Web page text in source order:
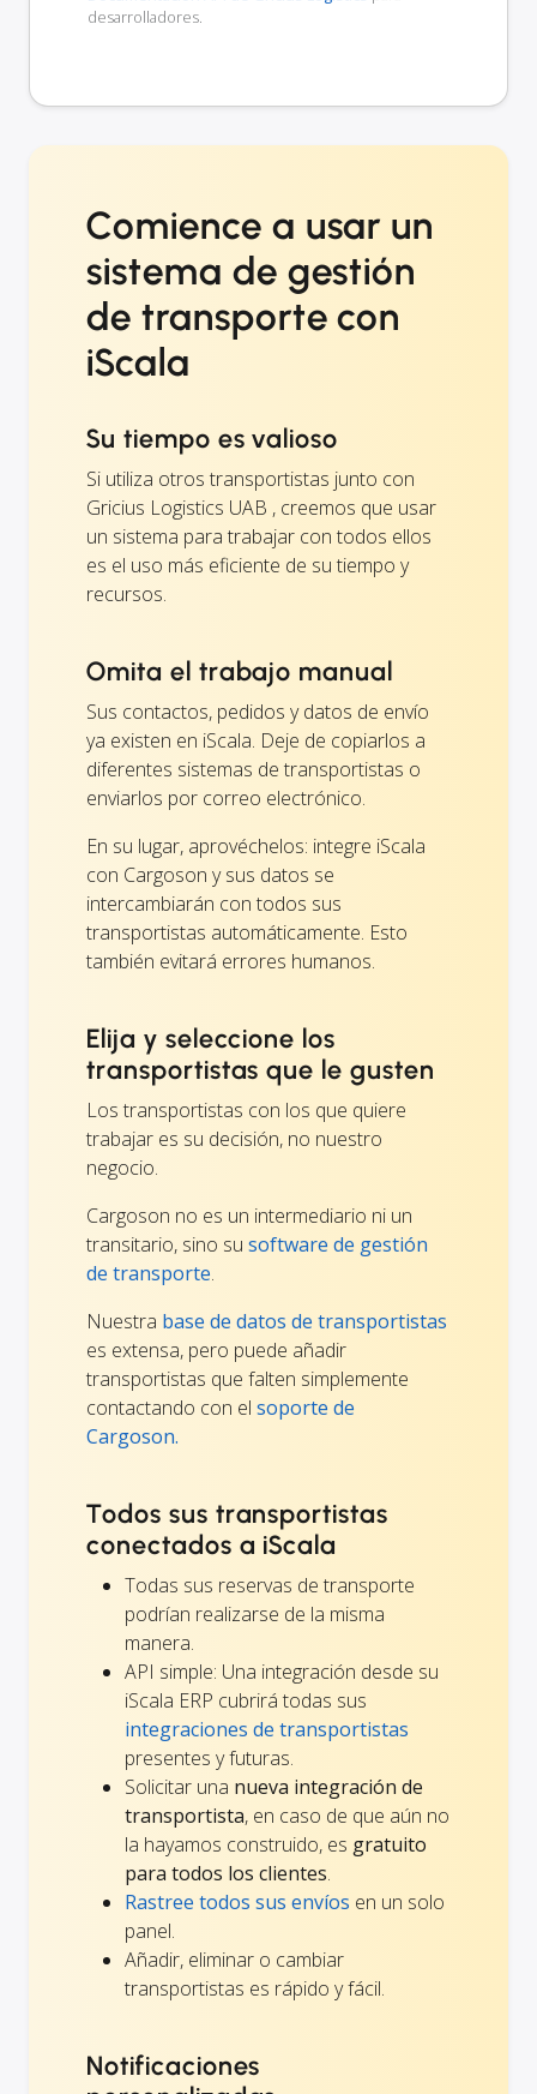
desarrolladores.
Comience a usar un
sistema de gestión
de transporte con
iScala
Su tiempo es valioso
Si utiliza otros transportistas junto con
Gricius Logistics UAB , creemos que usar
un sistema para trabajar con todos ellos
es el uso más eficiente de su tiempo y
recursos.
Omita el trabajo manual
Sus contactos, pedidos y datos de envío
ya existen en iScala. Deje de copiarlos a
diferentes sistemas de transportistas o
enviarlos por correo electrónico.
En su lugar, aprovéchelos: integre iScala
con Cargoson y sus datos se
intercambiarán con todos sus
transportistas automáticamente. Esto
también evitará errores humanos.
Elija y seleccione los
transportistas que le gusten
Los transportistas con los que quiere
trabajar es su decisión, no nuestro
negocio.
Cargoson no es un intermediario ni un
transitario, sino su software de gestión
de transporte.
Nuestra base de datos de transportistas
es extensa, pero puede añadir
transportistas que falten simplemente
contactando con el soporte de
Cargoson.
Todos sus transportistas
conectados a iScala
Todas sus reservas de transporte
podrían realizarse de la misma
manera.
API simple: Una integración desde su
iScala ERP cubrirá todas sus
integraciones de transportistas
presentes y futuras.
Solicitar una nueva integración de
transportista, en caso de que aún no
la hayamos construido, es gratuito
para todos los clientes.
Rastree todos sus envíos en un solo
panel.
Añadir, eliminar o cambiar
transportistas es rápido y fácil.
Notificaciones